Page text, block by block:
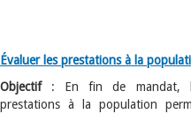
Évaluer les prestations à la
Objectif: En fin de mandat, la
prestations à la population